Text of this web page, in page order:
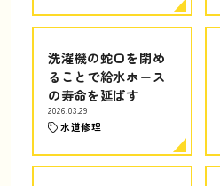
洗濯機の蛇口を閉め
ることで給水ホース
の寿命を延ばす
2026.03.29
水道修理